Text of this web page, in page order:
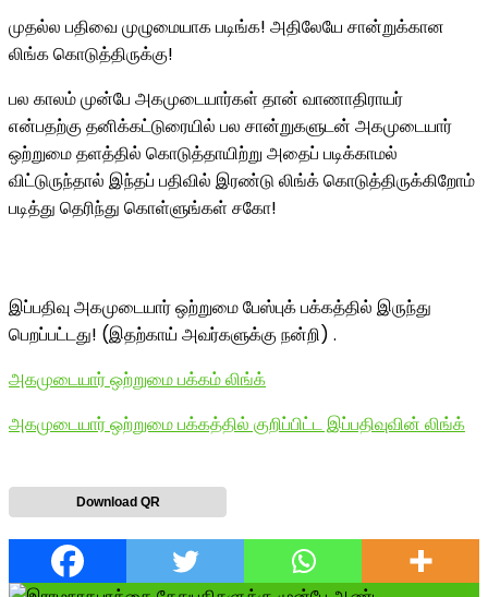
முதல்ல பதிவை முழுமையாக படிங்க! அதிலேயே சான்றுக்கான
லிங்க கொடுத்திருக்கு!
பல காலம் முன்பே அகமுடையார்கள் தான் வாணாதிராயர்
என்பதற்கு தனிக்கட்டுரையில் பல சான்றுகளுடன் அகமுடையார்
ஒற்றுமை தளத்தில் கொடுத்தாயிற்று அதைப் படிக்காமல்
விட்டுருந்தால் இந்தப் பதிவில் இரண்டு லிங்க் கொடுத்திருக்கிறோம்
படித்து தெரிந்து கொள்ளுங்கள் சகோ!
இப்பதிவு அகமுடையார் ஒற்றுமை பேஸ்புக் பக்கத்தில் இருந்து
பெறப்பட்டது! (இதற்காய் அவர்களுக்கு நன்றி) .
அகமுடையார் ஒற்றுமை பக்கம் லிங்க்
அகமுடையார் ஒற்றுமை பக்கத்தில் குறிப்பிட்ட இப்பதிவுவின் லிங்க்
Download QR